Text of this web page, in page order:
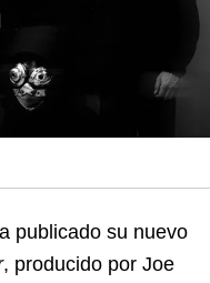
publicado su nuevo
, producido por Joe